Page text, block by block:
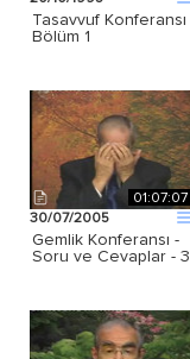
Tasavvuf Konferansı
Bölüm 1
01:07:07
30/07/2005
Gemlik Konferansı -
Soru ve Cevaplar - 3